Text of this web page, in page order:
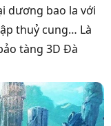
dương bao la với
thuỷ cung… Là
tàng 3D Đà